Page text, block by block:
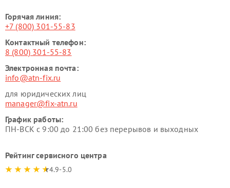
Горячая линия:
+7 (800) 301-55-83
Контактный телефон:
8 (800) 301-55-83
Электронная почта:
info@atn-fix.ru
для юридических лиц
manager@fix-atn.ru
График работы:
ПН-ВСК с 9:00 до 21:00 без перерывов и выходных
Рейтинг сервисного центра
4.9-5.0